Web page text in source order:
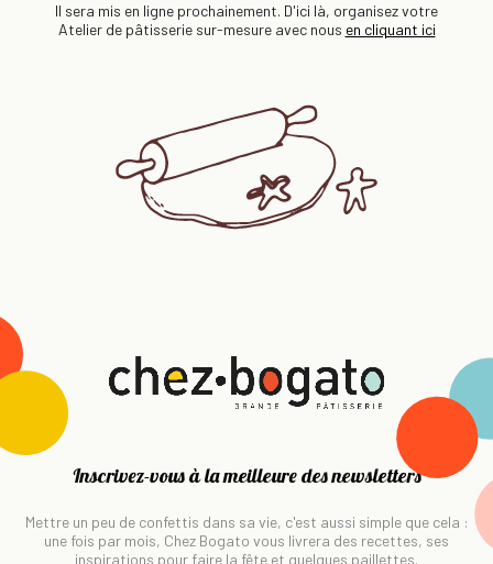
Il sera mis en ligne prochainement. D'ici là, organisez votre
Atelier de pâtisserie sur-mesure avec nous en cliquant ici
Inscrivez-vous à la meilleure des newsletters
Mettre un peu de confettis dans sa vie, c'est aussi simple que cela :
une fois par mois, Chez Bogato vous livrera des recettes, ses
inspirations pour faire la fête et quelques paillettes.